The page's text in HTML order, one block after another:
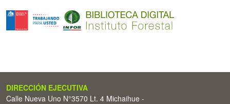
DIRECCIÓN EJECUTIVA
Calle Nueva Uno N°3570 Lt. 4 Michaihue -